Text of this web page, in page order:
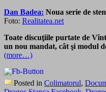
Dan Badea: Noua serie de
Foto: Realitatea.net
Toate discuţiile purtate de
un nou mandat, cât şi modul
(more…)
Posted in Colimatorul,